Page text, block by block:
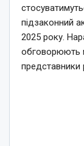
підзаконний
2025 року.
обговорюють
представники